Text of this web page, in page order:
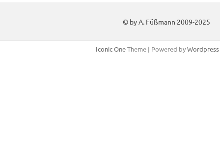
© by A. Füßmann 2009-2025
Iconic OneTheme | Powered byWordpress